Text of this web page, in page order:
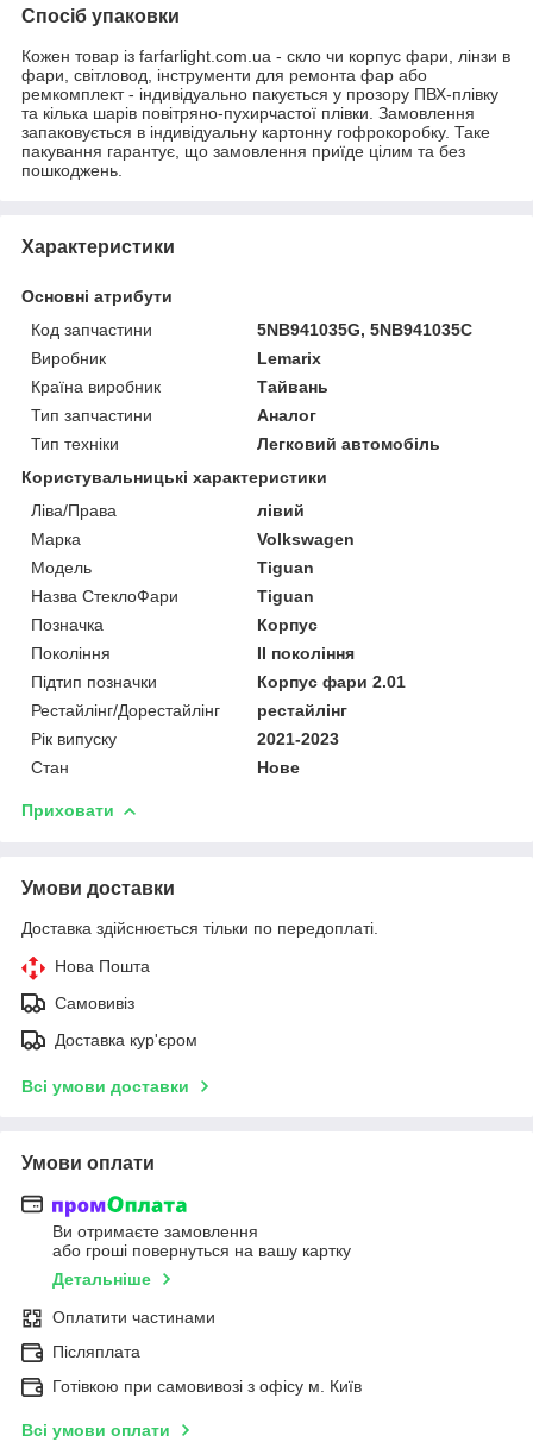
Спосіб упаковки
Кожен товар із farfarlight.com.ua - скло чи корпус фари, лінзи в
фари, світловод, інструменти для ремонта фар або
ремкомплект - індивідуально пакується у прозору ПВХ-плівку
та кілька шарів повітряно-пухирчастої плівки. Замовлення
запаковується в індивідуальну картонну гофрокоробку. Таке
пакування гарантує, що замовлення приїде цілим та без
пошкоджень.
Характеристики
Основні атрибути
Код запчастини
5NB941035G, 5NB941035C
Виробник
Lemarix
Країна виробник
Тайвань
Тип запчастини
Аналог
Тип техніки
Легковий автомобіль
Користувальницькі характеристики
Ліва/Права
лівий
Марка
Volkswagen
Мoдель
Tiguan
Назва СтеклоФари
Tiguan
Позначка
Корпус
Покоління
II покоління
Підтип позначки
Корпус фари 2.01
Рестайлінг/Дорестайлінг
рестайлінг
Рік випуску
2021-2023
Стан
Нове
Приховати
Умови доставки
Доставка здійснюється тільки по передоплаті.
Нова Пошта
Самовивіз
Доставка кур'єром
Всі умови доставки
Умови оплати
Ви отримаєте замовлення
або гроші повернуться на вашу картку
Детальніше
Оплатити частинами
Післяплата
Готівкою при самовивозі з офісу м. Київ
Всі умови оплати